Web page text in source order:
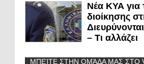
Νέα ΚΥΑ για
διοίκησης
– Τι αλλάζει
ΜΠΕΊΤΕ ΣΤΗΝ ΟΜΆΔΑ ΜΑΣ ΣΤΟ